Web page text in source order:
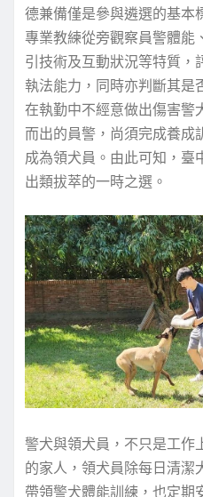
德兼備僅是參與遴選的基本
專業教練從旁觀察員警體能
引技術及互動狀況等特質，
執法能力，同時亦判斷其是
在執勤中不經意做出傷害警
而出的員警，尚須完成養成
成為領犬員。由此可知，臺
出類拔萃的一時之選。
警犬與領犬員，不只是工作
的家人，領犬員除每日清潔
帶領警犬體能訓練，也定期